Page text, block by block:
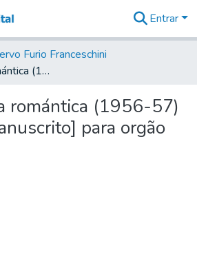
&
Coleções
Tudo na
Digital
Estatísticas
Entrar
Furio Franceschini
Nova Melodia romántica (1956-57) [música] : [manuscrito] para orgão
romántica (1956-57)
para orgão